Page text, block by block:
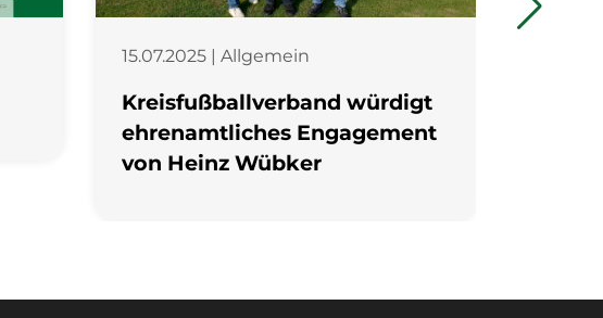
15.07.2025 | Allgemein
Kreisfußballverband würdigt
ehrenamtliches Engagement
von Heinz Wübker